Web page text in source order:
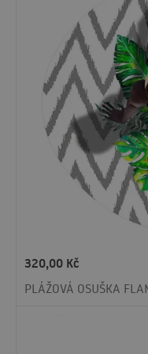
320,00 Kč
PLÁŽOVÁ OSUŠKA